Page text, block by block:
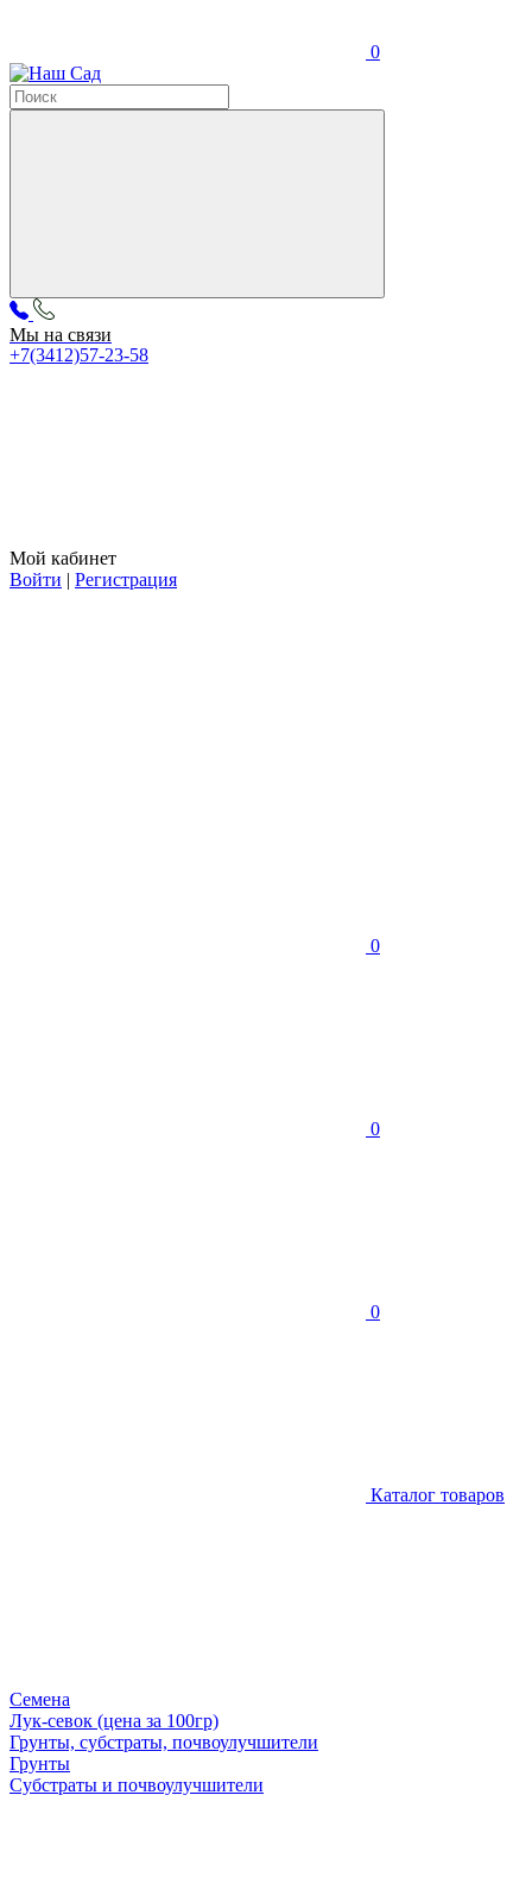
0
Мы на связи
+7(3412)57-23-58
Мой кабинет
Войти | Регистрация
0
0
0
Каталог товаров
Семена
Лук-севок (цена за 100гр)
Грунты, субстраты, почвоулучшители
Грунты
Субстраты и почвоулучшители